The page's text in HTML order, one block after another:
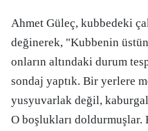
Ahmet Güleç, kubbedeki
değinerek, "Kubbenin
onların altındaki durum
sondaj yaptık. Bir yerlere
yusyuvarlak değil,
O boşlukları